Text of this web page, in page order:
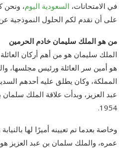
في الامتحانات، السعودية اليوم، ونحن
على أن نقدم لكم الحلول النموذجية
من هو الملك سليمان خادم الحرمين
الملك سليمان هو من أهم أركان العائلة
هو أمين سر العائلة ورئيس مجلسها،
المملكة، وكان يطلق عليه أحدهم
عبد العزيز، وبدأت علاقة الملك
1954.
وخاصة بعدما تم تعيينه أميرًا لها
عمره، والملك سلمان بن عبد العزيز